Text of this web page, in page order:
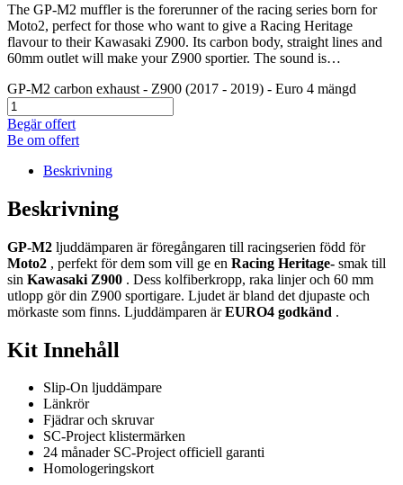
The GP-M2 muffler is the forerunner of the racing series born for
Moto2, perfect for those who want to give a Racing Heritage
flavour to their Kawasaki Z900. Its carbon body, straight lines and
60mm outlet will make your Z900 sportier. The sound is…
GP-M2 carbon exhaust - Z900 (2017 - 2019) - Euro 4 mängd
Begär offert
Be om offert
Beskrivning
Beskrivning
GP-M2 ljuddämparen är föregångaren till racingserien född för
Moto2 , perfekt för dem som vill ge en Racing Heritage- smak till
sin Kawasaki Z900 . Dess kolfiberkropp, raka linjer och 60 mm
utlopp gör din Z900 sportigare. Ljudet är bland det djupaste och
mörkaste som finns. Ljuddämparen ärEURO4 godkänd .
Kit Innehåll
Slip-On ljuddämpare
Länkrör
Fjädrar och skruvar
SC-Project klistermärken
24 månader SC-Project officiell garanti
Homologeringskort